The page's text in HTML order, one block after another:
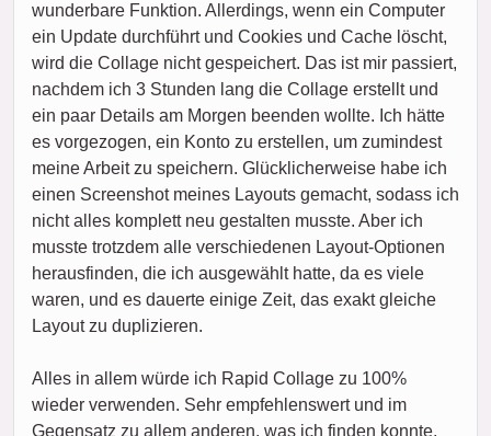
wunderbare Funktion. Allerdings, wenn ein Computer
ein Update durchführt und Cookies und Cache löscht,
wird die Collage nicht gespeichert. Das ist mir passiert,
nachdem ich 3 Stunden lang die Collage erstellt und
ein paar Details am Morgen beenden wollte. Ich hätte
es vorgezogen, ein Konto zu erstellen, um zumindest
meine Arbeit zu speichern. Glücklicherweise habe ich
einen Screenshot meines Layouts gemacht, sodass ich
nicht alles komplett neu gestalten musste. Aber ich
musste trotzdem alle verschiedenen Layout-Optionen
herausfinden, die ich ausgewählt hatte, da es viele
waren, und es dauerte einige Zeit, das exakt gleiche
Layout zu duplizieren.
Alles in allem würde ich Rapid Collage zu 100%
wieder verwenden. Sehr empfehlenswert und im
Gegensatz zu allem anderen, was ich finden konnte,